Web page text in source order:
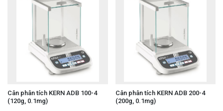
Cân phân tích KERN ADB 100-4
(120g, 0.1mg)
Cân phân tích KERN ADB 200-4
(200g, 0.1mg)